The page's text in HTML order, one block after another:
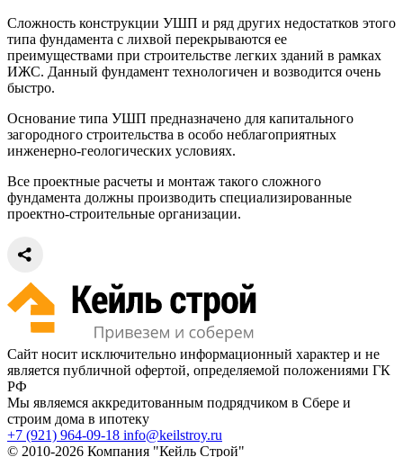
Сложность конструкции УШП и ряд других недостатков этого
типа фундамента с лихвой перекрываются ее
преимуществами при строительстве легких зданий в рамках
ИЖС. Данный фундамент технологичен и возводится очень
быстро.
Основание типа УШП предназначено для капитального
загородного строительства в особо неблагоприятных
инженерно-геологических условиях.
Все проектные расчеты и монтаж такого сложного
фундамента должны производить специализированные
проектно-строительные организации.
Сайт носит исключительно информационный характер и не
является публичной офертой, определяемой положениями ГК
РФ
Мы являемся аккредитованным подрядчиком в Сбере и
строим дома в ипотеку
+7 (921) 964-09-18 info@keilstroy.ru
© 2010-2026 Компания "Кейль Строй"